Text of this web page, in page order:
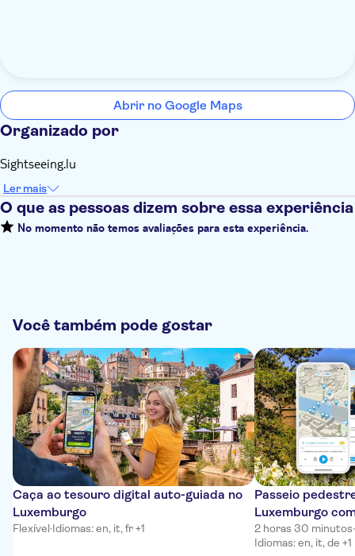
Abrir no Google Maps
Organizado por
Sightseeing.lu
Ler mais
O que as pessoas dizem sobre essa experiência
No momento não temos avaliações para esta experiência.
Você também pode gostar
Caça ao tesouro digital auto-guiada no
Luxemburgo
Flexível·Idiomas: en, it, fr +1
Passeio
Luxemburgo
2 horas 30 minutos·
Idiomas: en, it, de +1